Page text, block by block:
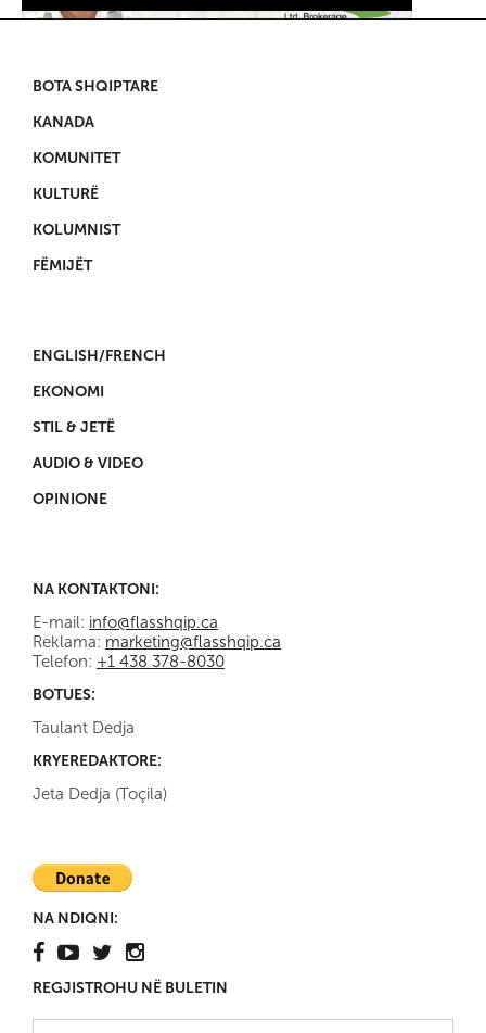
BOTA SHQIPTARE
KANADA
KOMUNITET
KULTURË
KOLUMNIST
FËMIJËT
ENGLISH/FRENCH
EKONOMI
STIL & JETË
AUDIO & VIDEO
OPINIONE
NA KONTAKTONI:
E-mail: info@flasshqip.ca
Reklama: marketing@flasshqip.ca
Telefon: +1 438 378-8030
BOTUES:
Taulant Dedja
KRYEREDAKTORE:
Jeta Dedja (Toçila)
NA NDIQNI:
REGJISTROHU NË BULETIN